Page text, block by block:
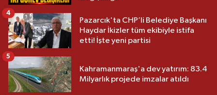
Pazarcık'ta CHP’li Belediye Başkanı
Haydar İkizler tüm ekibiyle istifa
etti! İşte yeni partisi
4
Kahramanmaraş'a dev yatırım: 83.4
Milyarlık projede imzalar atıldı
5